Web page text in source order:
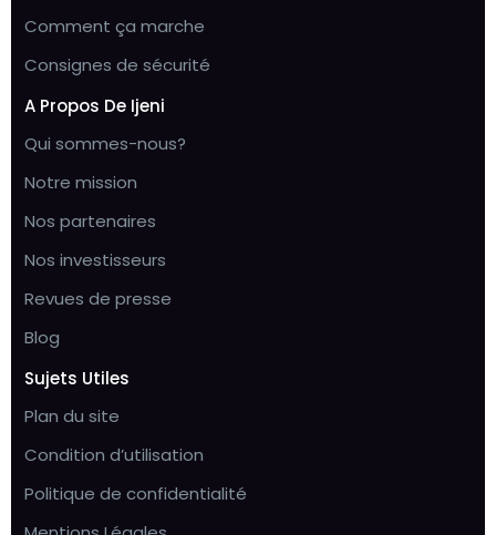
Comment ça marche
Consignes de sécurité
A Propos De Ijeni
Qui sommes-nous?
Notre mission
Nos partenaires
Nos investisseurs
Revues de presse
Blog
Sujets Utiles
Plan du site
Condition d’utilisation
Politique de confidentialité